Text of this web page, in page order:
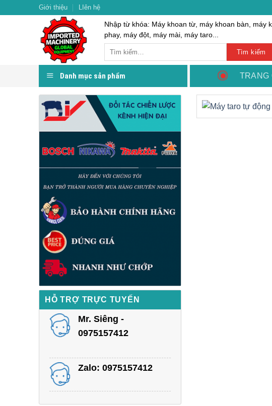
Giới thiệu LIên hệ
Nhập từ khóa: Máy khoan từ, máy khoan bàn, máy
phay, máy đột, máy mài, máy taro...
Tìm kiếm
Danh mục sản phẩm TRANG
HỖ TRỢ TRỰC TUYẾN
Mr. Siêng -
0975157412
Zalo: 0975157412